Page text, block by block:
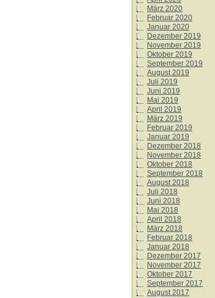
März 2020
Februar 2020
Januar 2020
Dezember 2019
November 2019
Oktober 2019
September 2019
August 2019
Juli 2019
Juni 2019
Mai 2019
April 2019
März 2019
Februar 2019
Januar 2019
Dezember 2018
November 2018
Oktober 2018
September 2018
August 2018
Juli 2018
Juni 2018
Mai 2018
April 2018
März 2018
Februar 2018
Januar 2018
Dezember 2017
November 2017
Oktober 2017
September 2017
August 2017